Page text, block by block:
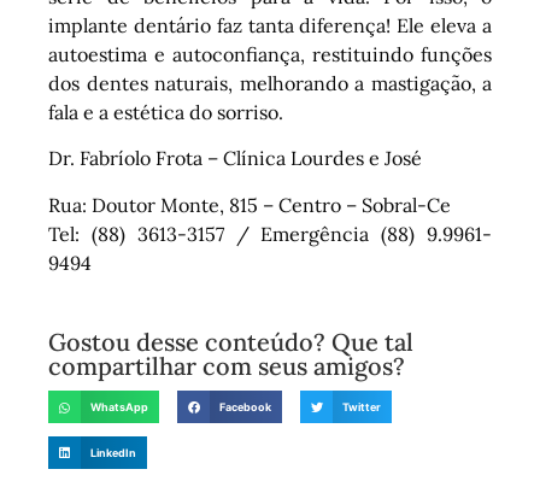
implante dentário faz tanta diferença! Ele eleva a
autoestima e autoconfiança, restituindo funções
dos dentes naturais, melhorando a mastigação, a
fala e a estética do sorriso.
Dr. Fabríolo Frota – Clínica Lourdes e José
Rua: Doutor Monte, 815 – Centro – Sobral-Ce
Tel: (88) 3613-3157 / Emergência (88) 9.9961-
9494
Gostou desse conteúdo? Que tal
compartilhar com seus amigos?
WhatsApp Facebook Twitter
LinkedIn